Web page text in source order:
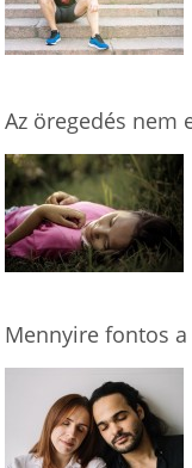
Az öregedés nem
Mennyire fontos